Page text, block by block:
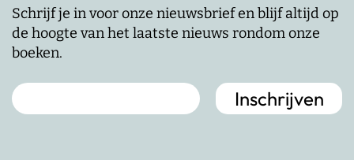
Schrijf je in voor onze nieuwsbrief en blijf altijd op
de hoogte van het laatste nieuws rondom onze
boeken.